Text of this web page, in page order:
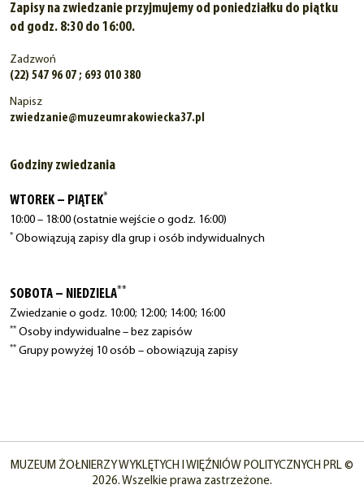
Zapisy na zwiedzanie przyjmujemy od poniedziałku do piątku
od godz. 8:30 do 16:00.
Zadzwoń
(22) 547 96 07 ; 693 010 380
Napisz
zwiedzanie@muzeumrakowiecka37.pl
Godziny zwiedzania
WTOREK – PIĄTEK*
10:00 – 18:00 (ostatnie wejście o godz. 16:00)
* Obowiązują zapisy dla grup i osób indywidualnych
SOBOTA – NIEDZIELA**
Zwiedzanie o godz. 10:00; 12:00; 14:00; 16:00
** Osoby indywidualne – bez zapisów
** Grupy powyżej 10 osób – obowiązują zapisy
MUZEUM ŻOŁNIERZY WYKLĘTYCH I WIĘŹNIÓW POLITYCZNYCH PRL ©
2026. Wszelkie prawa zastrzeżone.